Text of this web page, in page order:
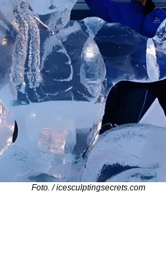
Foto. / icesculptingsecrets.com